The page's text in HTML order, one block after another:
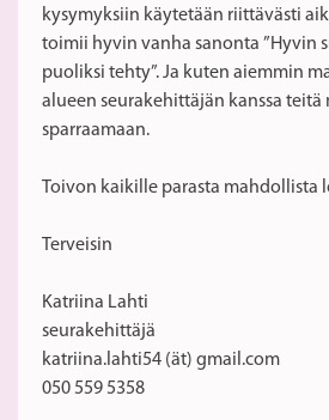
kysymyksiin käytetään riittävästi
toimii hyvin vanha sanonta ”Hyvin
puoliksi tehty”. Ja kuten aiemmin
alueen seurakehittäjän kanssa teitä
sparraamaan.
Toivon kaikille parasta mahdollista
Terveisin
Katriina Lahti
seurakehittäjä
katriina.lahti54 (ät) gmail.com
050 559 5358